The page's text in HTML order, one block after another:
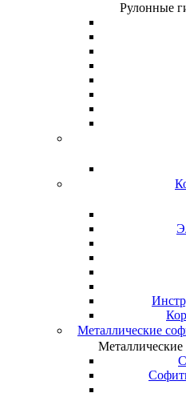
Рулонные
Металлические